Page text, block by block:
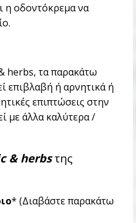
η οδοντόκρεμα να
herbs, τα παρακάτω
επιβλαβή ή αρνητικά ή
επιπτώσεις στην
με άλλα καλύτερα /
& herbs της
* (Διαβάστε παρακάτω